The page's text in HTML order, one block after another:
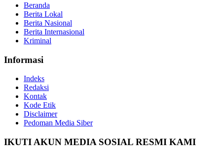
Beranda
Berita Lokal
Berita Nasional
Berita Internasional
Kriminal
Informasi
Indeks
Redaksi
Kontak
Kode Etik
Disclaimer
Pedoman Media Siber
IKUTI AKUN MEDIA SOSIAL RESMI KAMI